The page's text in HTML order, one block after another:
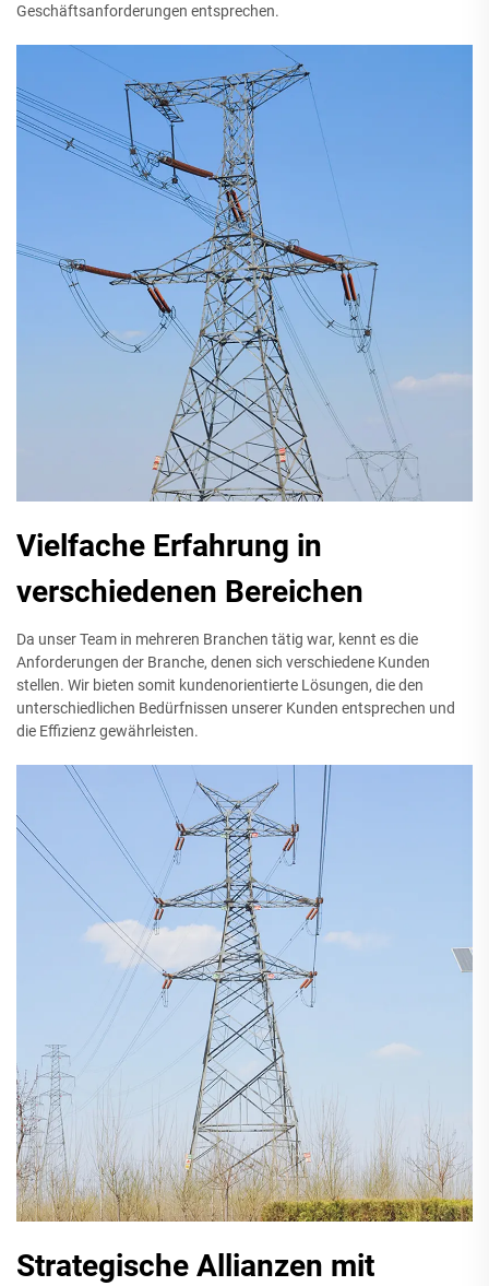
Geschäftsanforderungen entsprechen.
Vielfache Erfahrung in
verschiedenen Bereichen
Da unser Team in mehreren Branchen tätig war, kennt es die
Anforderungen der Branche, denen sich verschiedene Kunden
stellen. Wir bieten somit kundenorientierte Lösungen, die den
unterschiedlichen Bedürfnissen unserer Kunden entsprechen und
die Effizienz gewährleisten.
Strategische Allianzen mit